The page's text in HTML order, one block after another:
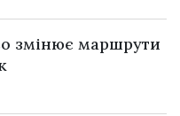
змінює маршрути